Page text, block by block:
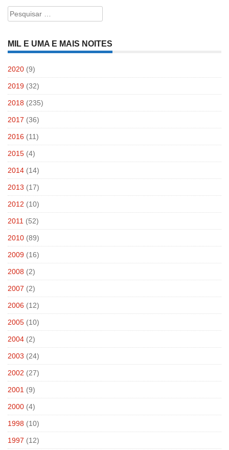
Pesquisar
por:
MIL E UMA E MAIS NOITES
2020 (9)
2019 (32)
2018 (235)
2017 (36)
2016 (11)
2015 (4)
2014 (14)
2013 (17)
2012 (10)
2011 (52)
2010 (89)
2009 (16)
2008 (2)
2007 (2)
2006 (12)
2005 (10)
2004 (2)
2003 (24)
2002 (27)
2001 (9)
2000 (4)
1998 (10)
1997 (12)